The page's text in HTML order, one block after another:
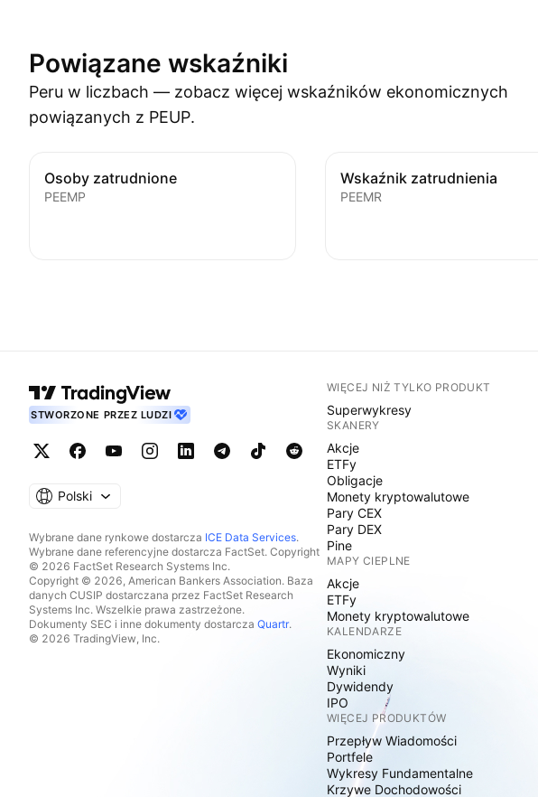
Powiązane wskaźniki
Peru w liczbach — zobacz więcej wskaźników ekonomicznych
powiązanych z PEUP.
Osoby zatrudnione
PEEMP
Wskaźnik zatrudnienia
PEEMR
STWORZONE PRZEZ LUDZI
Polski
Wybrane dane rynkowe dostarcza ICE Data Services.
Wybrane dane referencyjne dostarcza FactSet. Copyright
© 2026 FactSet Research Systems Inc.
Copyright © 2026, American Bankers Association. Baza
danych CUSIP dostarczana przez FactSet Research
Systems Inc. Wszelkie prawa zastrzeżone.
Dokumenty SEC i inne dokumenty dostarcza Quartr.
© 2026 TradingView, Inc.
WIĘCEJ NIŻ TYLKO PRODUKT
Superwykresy
SKANERY
Akcje
ETFy
Obligacje
Monety kryptowalutowe
Pary CEX
Pary DEX
Pine
MAPY CIEPLNE
Akcje
ETFy
Monety kryptowalutowe
KALENDARZE
Ekonomiczny
Wyniki
Dywidendy
IPO
WIĘCEJ PRODUKTÓW
Przepływ Wiadomości
Portfele
Wykresy Fundamentalne
Krzywe Dochodowości